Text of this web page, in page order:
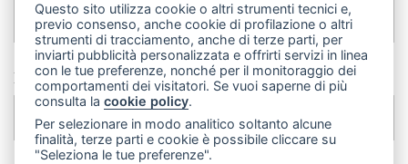
Email
Questo sito utilizza cookie o altri strumenti tecnici e,
previo consenso, anche cookie di profilazione o altri
strumenti di tracciamento, anche di terze parti, per
inviarti pubblicità personalizzata e offrirti servizi in linea
con le tue preferenze, nonché per il monitoraggio dei
comportamenti dei visitatori. Se vuoi saperne di più
consulta lacookie policy.
Per selezionare in modo analitico soltanto alcune
finalità, terze parti e cookie è possibile cliccare su
"Seleziona le tue preferenze".